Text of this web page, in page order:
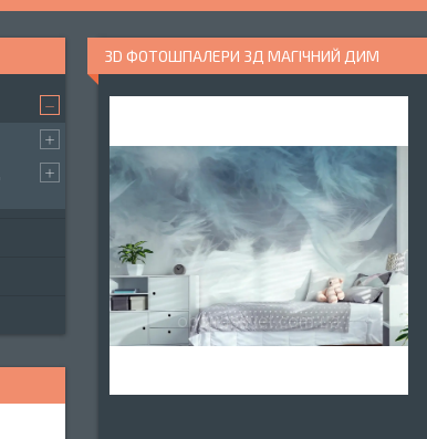
3D ФОТОШПАЛЕРИ 3Д МАГІЧНИЙ ДИМ